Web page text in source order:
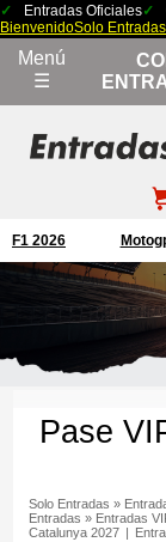
Entradas Oficiales
BienvenidoSolo Entradas
Menú
☰
F1 2026
Pase
Solo Entradas »
Entradas » Entradas
Catalunya 2027